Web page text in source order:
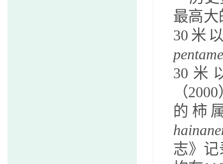
最高大
30 米
30 米
（2000
的柿
志》